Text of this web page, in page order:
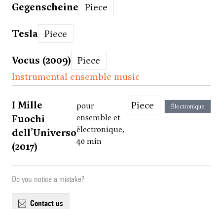
Gegenscheine Piece
Tesla Piece
Vocus (2009)
Piece
Instrumental ensemble music
I Mille
Fuochi
dell’Universo
(2017)
pour
ensemble et
électronique,
40 min
Piece Électronique
Do you notice a mistake?
contact us